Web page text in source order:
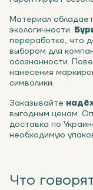
Материал
экологичности.
переработке, что
выбором для
осознанности.
нанесения
символики.
Заказывайте
выгодным ценам.
доставка по
необходимую
Что